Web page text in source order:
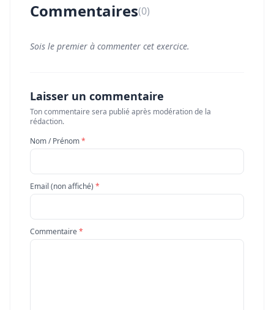
Commentaires(0)
Sois le premier à commenter cet exercice.
Laisser un commentaire
Ton commentaire sera publié après modération de la
rédaction.
Nom / Prénom*
Email (non affiché) *
Commentaire*